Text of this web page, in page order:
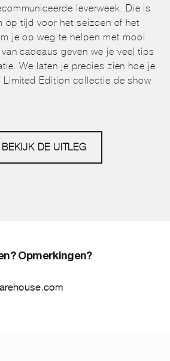
leverweek. Die is
op tijd voor het seizoen of het
je op weg te helpen met mooi
cadeaus geven we je veel tips
We laten je precies zien hoe je
Limited Edition collectie de show
BEKIJK DE UITLEG
Opmerkingen?